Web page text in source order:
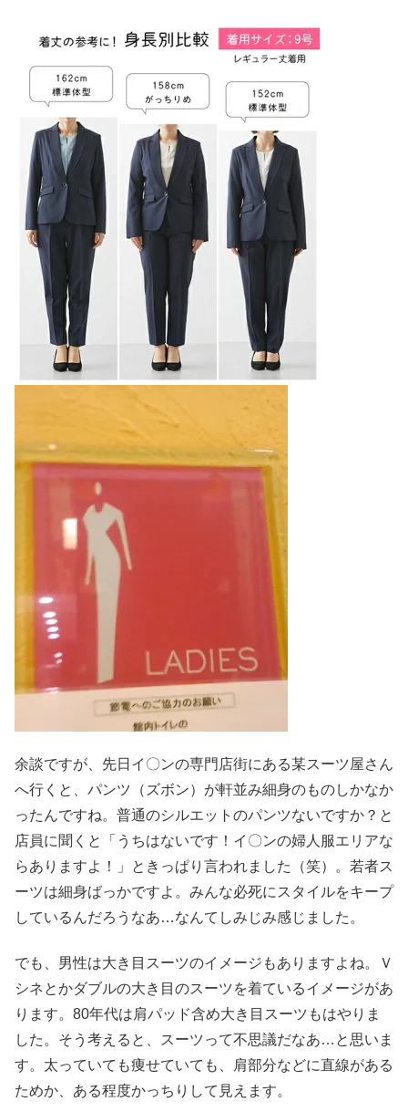
余談ですが、先日イ〇ンの専門店街にある某スーツ屋さん
へ行くと、パンツ（ズボン）が軒並み細身のものしかなか
ったんですね。普通のシルエットのパンツないですか？と
店員に聞くと「うちはないです！イ〇ンの婦人服エリアな
らありますよ！」ときっぱり言われました（笑）。若者ス
ーツは細身ばっかですよ。みんな必死にスタイルをキープ
しているんだろうなあ…なんてしみじみ感じました。
でも、男性は大き目スーツのイメージもありますよね。Ｖ
シネとかダブルの大き目のスーツを着ているイメージがあ
ります。80年代は肩パッド含め大き目スーツもはやりま
した。そう考えると、スーツって不思議だなあ…と思いま
す。太っていても痩せていても、肩部分などに直線がある
ためか、ある程度かっちりして見えます。